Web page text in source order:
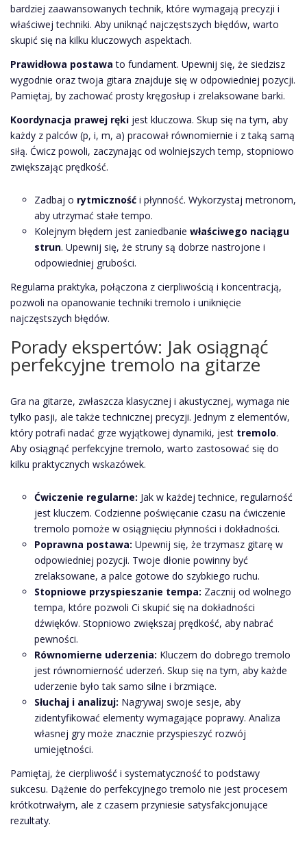
bardziej zaawansowanych technik, które wymagają precyzji i
właściwej techniki. Aby uniknąć najczęstszych błędów, warto
skupić się na kilku kluczowych aspektach.
Prawidłowa postawa to fundament. Upewnij się, że siedzisz
wygodnie oraz twoja gitara znajduje się w odpowiedniej pozycji.
Pamiętaj, by zachować prosty kręgosłup i zrelaksowane barki.
Koordynacja prawej ręki jest kluczowa. Skup się na tym, aby
każdy z palców (p, i, m, a) pracował równomiernie i z taką samą
siłą. Ćwicz powoli, zaczynając od wolniejszych temp, stopniowo
zwiększając prędkość.
Zadbaj o rytmiczność i płynność. Wykorzystaj metronom,
aby utrzymać stałe tempo.
Kolejnym błędem jest zaniedbanie właściwego naciągu
strun. Upewnij się, że struny są dobrze nastrojone i
odpowiedniej grubości.
Regularna praktyka, połączona z cierpliwością i koncentracją,
pozwoli na opanowanie techniki tremolo i uniknięcie
najczęstszych błędów.
Porady ekspertów: Jak osiągnąć
perfekcyjne tremolo na gitarze
Gra na gitarze, zwłaszcza klasycznej i akustycznej, wymaga nie
tylko pasji, ale także technicznej precyzji. Jednym z elementów,
który potrafi nadać grze wyjątkowej dynamiki, jest tremolo.
Aby osiągnąć perfekcyjne tremolo, warto zastosować się do
kilku praktycznych wskazówek.
Ćwiczenie regularne: Jak w każdej technice, regularność
jest kluczem. Codzienne poświęcanie czasu na ćwiczenie
tremolo pomoże w osiągnięciu płynności i dokładności.
Poprawna postawa: Upewnij się, że trzymasz gitarę w
odpowiedniej pozycji. Twoje dłonie powinny być
zrelaksowane, a palce gotowe do szybkiego ruchu.
Stopniowe przyspieszanie tempa: Zacznij od wolnego
tempa, które pozwoli Ci skupić się na dokładności
dźwięków. Stopniowo zwiększaj prędkość, aby nabrać
pewności.
Równomierne uderzenia: Kluczem do dobrego tremolo
jest równomierność uderzeń. Skup się na tym, aby każde
uderzenie było tak samo silne i brzmiące.
Słuchaj i analizuj: Nagrywaj swoje sesje, aby
zidentyfikować elementy wymagające poprawy. Analiza
własnej gry może znacznie przyspieszyć rozwój
umiejętności.
Pamiętaj, że cierpliwość i systematyczność to podstawy
sukcesu. Dążenie do perfekcyjnego tremolo nie jest procesem
krótkotrwałym, ale z czasem przyniesie satysfakcjonujące
rezultaty.